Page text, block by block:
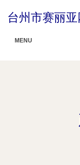
台州市赛丽
MENU